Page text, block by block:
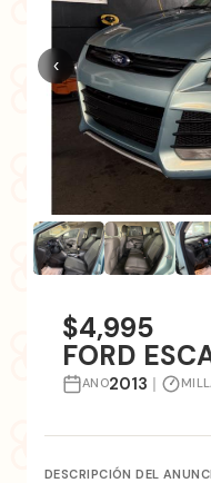
‹
$4,995
FORD
ANO2013 |
DESCRIPCIÓN DEL